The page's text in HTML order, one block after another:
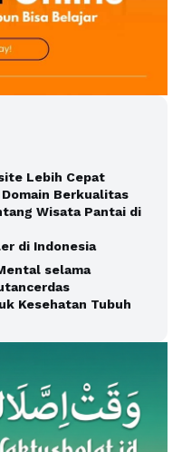
Lebih Cepat
Berkualitas
Wisata Pantai di
di Indonesia
selama
Kesehatan Tubuh